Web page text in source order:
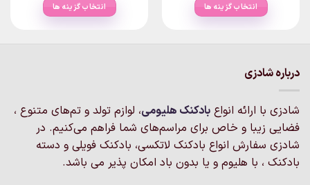
انتخاب گزینه ها
باشد.
گزینه
ها
ممکن
است
انتخاب گزینه ها
باشد.
گزینه
ممکن
است
درباره شادزی
شادزی با ارائه انواع بادکنک‌ هلیومی، لوازم تولد و تم‌های متنوع ،
فضایی زیبا و خاص برای مراسم‌های شما فراهم می‌کنیم. در
شادزی سفارش انواع بادکنک لاتکسی، بادکنک فویلی و دسته
بادکنک ، با هلیوم و یا بدون باد امکان پذیر می باشد.